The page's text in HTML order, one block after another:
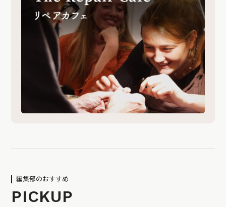
編集部のおすすめ
PICKUP